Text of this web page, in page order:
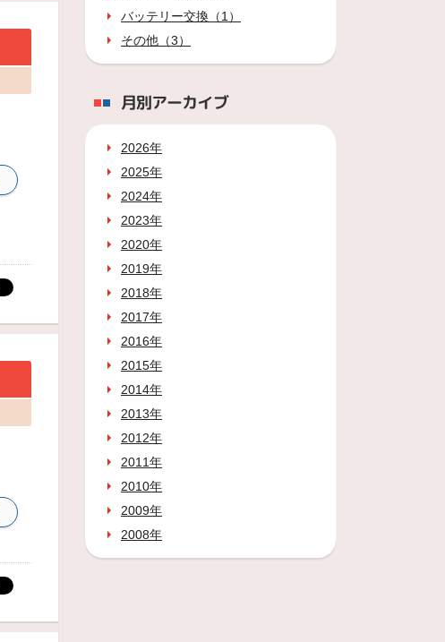
バッテリー交換（1）
その他（3）
月別アーカイブ
2026年
2025年
2024年
2023年
2020年
2019年
2018年
2017年
2016年
2015年
2014年
2013年
2012年
2011年
2010年
2009年
2008年